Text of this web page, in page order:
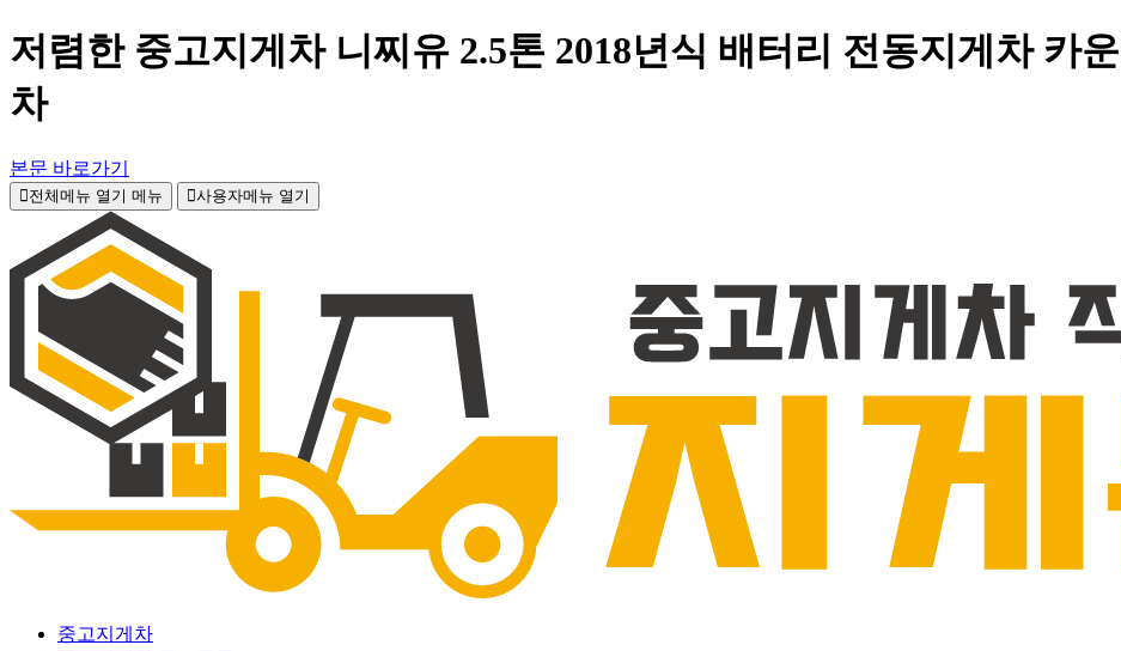
저렴한 중고지게차 니찌유 2.5톤 2018년식 배터리 전동지게차 카
차
본문 바로가기
전체메뉴 열기 메뉴 사용자메뉴 열기
중고지게차